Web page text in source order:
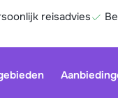
reisadvies